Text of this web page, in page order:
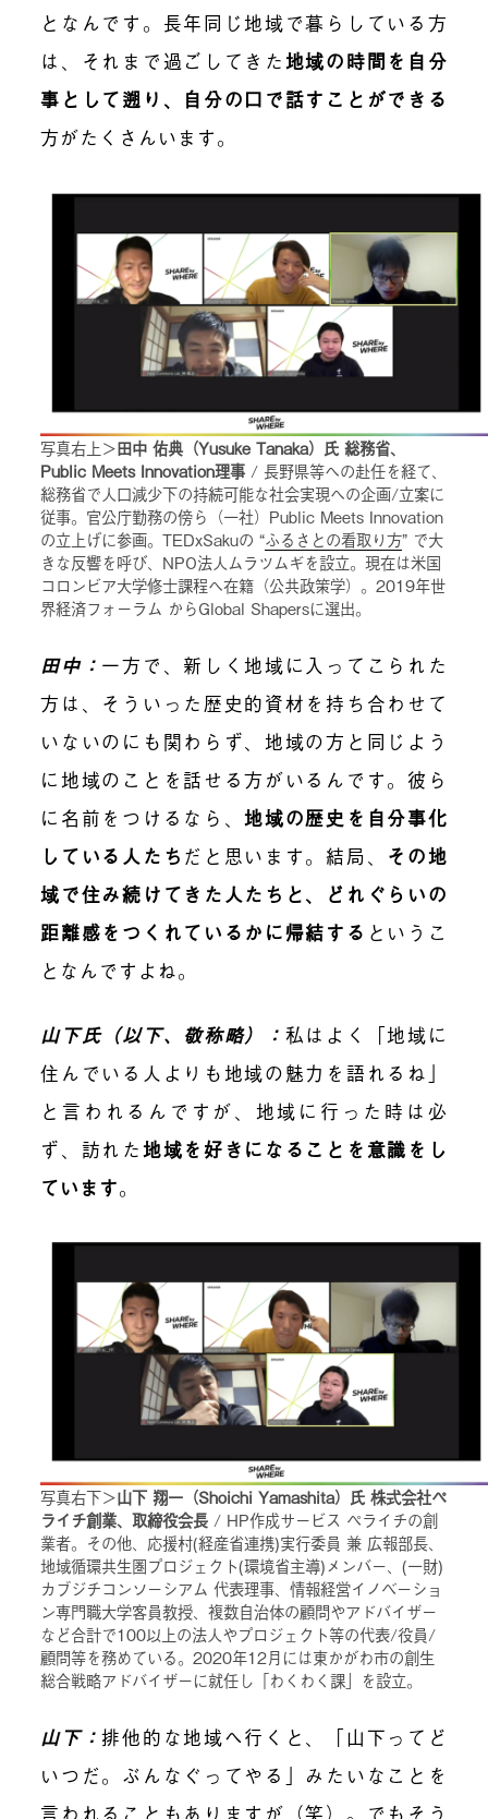
となんです。長年同じ地域で暮らしている方
は、それまで過ごしてきた地域の時間を自分
事として遡り、自分の口で話すことができる
方がたくさんいます。
写真右上＞田中 佑典（Yusuke Tanaka）氏 総務省、
Public Meets Innovation理事/ 長野県等への赴任を経て、
総務省で人口減少下の持続可能な社会実現への企画/立案に
従事。官公庁勤務の傍ら（一社）Public Meets Innovation
の立上げに参画。TEDxSakuの “ふるさとの看取り方” で大
きな反響を呼び、NPO法人ムラツムギを設立。現在は米国
コロンビア大学修士課程へ在籍（公共政策学）。2019年世
界経済フォーラム からGlobal Shapersに選出。
田中： 一方で、新しく地域に入ってこられた
方は、そういった歴史的資材を持ち合わせて
いないのにも関わらず、地域の方と同じよう
に地域のことを話せる方がいるんです。彼ら
に名前をつけるなら、地域の歴史を自分事化
している人たち だと思います。結局、 その地
域で住み続けてきた人たちと、どれぐらいの
距離感をつくれているかに帰結する というこ
となんですよね。
山下氏（以下、敬称略）： 私はよく「地域に
住んでいる人よりも地域の魅力を語れるね」
と言われるんですが、地域に行った時は必
ず、訪れた地域を好きになることを意識をし
ています。
写真右下＞山下 翔一（Shoichi Yamashita）氏 株式会社ペ
ライチ創業、取締役会長 / HP作成サービス ペライチの創
業者。その他、応援村(経産省連携)実行委員 兼 広報部長、
地域循環共生圏プロジェクト(環境省主導)メンバー、(一財)
カブジチコンソーシアム 代表理事、情報経営イノベーショ
ン専門職大学客員教授、複数自治体の顧問やアドバイザー
など合計で100以上の法人やプロジェクト等の代表/役員/
顧問等を務めている。2020年12月には東かがわ市の創生
総合戦略アドバイザーに就任し「わくわく課」を設立。
山下：排他的な地域へ行くと、「山下ってど
いつだ。ぶんなぐってやる」みたいなことを
言われることもありますが（笑）。でもそう